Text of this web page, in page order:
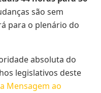
são sem
para o plenário do
absoluta do
legislativos deste
Mensagem ao